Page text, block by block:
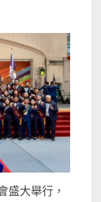
盛大舉行，